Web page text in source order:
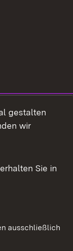
gestalten
wir
Sie in
ausschließlich